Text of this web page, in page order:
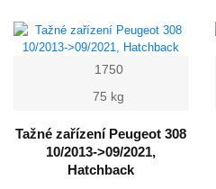
1750
75 kg
Tažné zařízení Peugeot 308
10/2013->09/2021,
Hatchback